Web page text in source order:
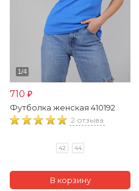
710 ₽
Футболка женская 410192
2 отзыва
42 44